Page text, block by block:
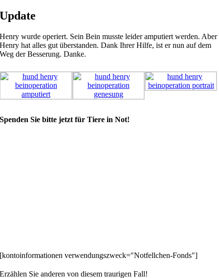
Update
Henry wurde operiert. Sein Bein musste leider amputiert werden. Aber
Henry hat alles gut überstanden. Dank Ihrer Hilfe, ist er nun auf dem
Weg der Besserung. Danke.
Spenden Sie bitte jetzt für Tiere in Not!
[kontoinformationen verwendungszweck="Notfellchen-Fonds"]
Erzählen Sie anderen von diesem traurigen Fall!